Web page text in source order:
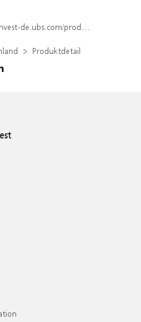
produkt/detail/index/isin/DE000UK5P9V6
Produktdetail